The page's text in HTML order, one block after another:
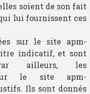
soient de son fait
lui fournissent ces
sur le site apm-
indicatif, et sont
ailleurs, les
sur le site apm-
Ils sont donnés